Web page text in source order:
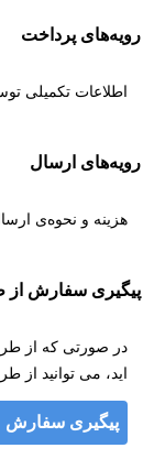
رویه‌های پرداخت
اطلاعات تکمیلی
رویه‌های ارسال
هزینه و نحوه‌ی
پیگیری سفارش از
در صورتی که از
اید، می توانید از
پیگیری سفارش